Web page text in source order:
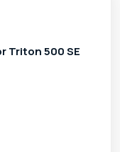
Triton 500 SE